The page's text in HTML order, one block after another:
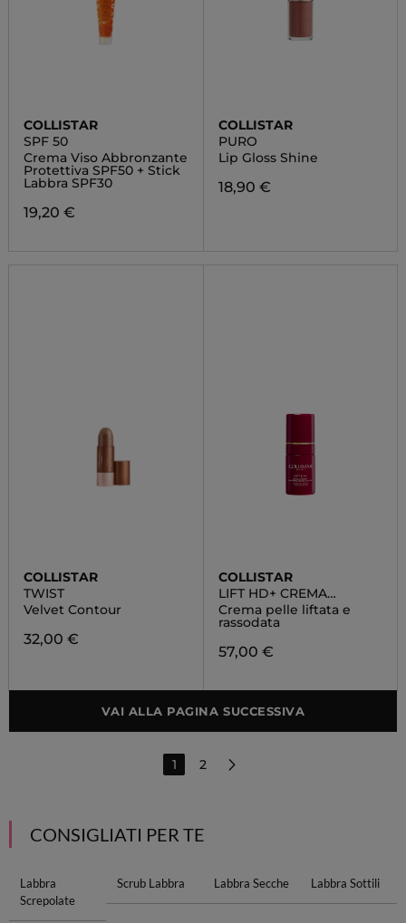
COLLISTAR
SPF 50
Crema Viso Abbronzante
Protettiva SPF50 + Stick
Labbra SPF30
19,20 €
COLLISTAR
PURO
Lip Gloss Shine
18,90 €
COLLISTAR
TWIST
Velvet Contour
32,00 €
COLLISTAR
LIFT HD+ CREMA
LIFTANTE CONTORNO
OCCHI E LABBRA
Crema pelle liftata e
rassodata
57,00 €
VAI ALLA PAGINA SUCCESSIVA
1 2
CONSIGLIATI PER TE
Labbra
Screpolate
Scrub Labbra Labbra Secche Labbra Sottili